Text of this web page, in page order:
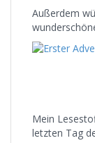
Außerdem
Mein
letzten Tag